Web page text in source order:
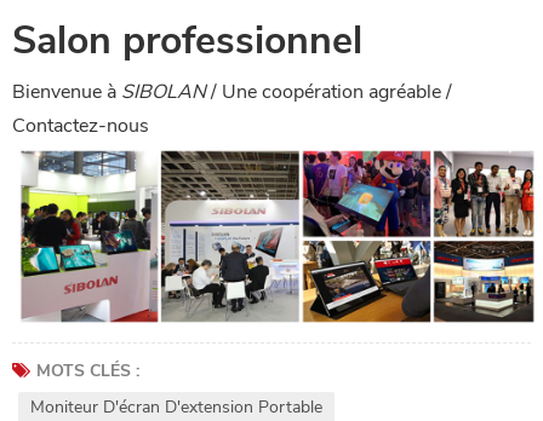
Salon professionnel
Bienvenue à SIBOLAN/ Une coopération agréable /
Contactez-nous
MOTS CLÉS :
Moniteur D'écran D'extension Portable